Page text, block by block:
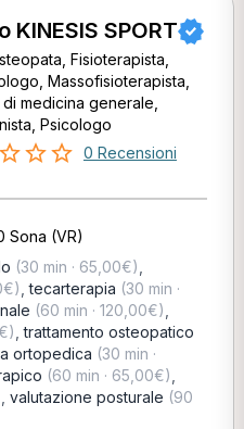
KINESIS SPORT
Fisioterapista,
Massofisioterapista,
medicina generale,
Psicologo
0 Recensioni
Sona (VR)
(30 min · 65,00€)
,tecarterapia (30 min ·
(60 min · 120,00€)
,trattamento osteopatico
ortopedica (30 min ·
(60 min · 65,00€)
valutazione posturale (90